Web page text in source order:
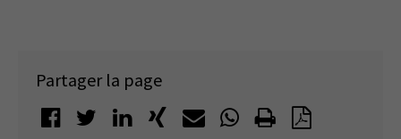
Partager la page